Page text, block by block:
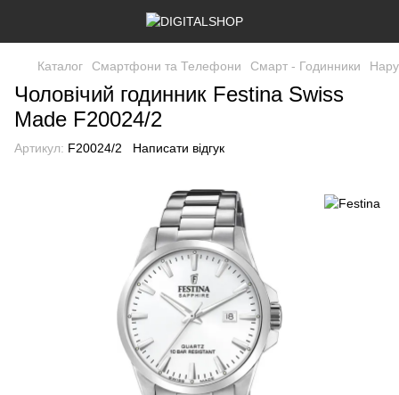
Каталог Смартфони та Телефони Смарт - Годинники
Чоловічий годинник Festina Swiss
Made F20024/2
Артикул: F20024/2 Написати відгук